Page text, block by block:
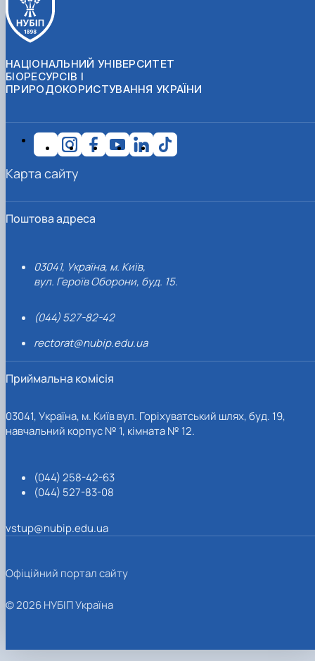
НАЦІОНАЛЬНИЙ УНІВЕРСИТЕТ
БІОРЕСУРСІВ І
ПРИРОДОКОРИСТУВАННЯ УКРАЇНИ
Поштова адреса
03041, Україна, м. Київ,
вул. Героїв Оборони, буд. 15.
(044) 527-82-42
rectorat@nubip.edu.ua
Приймальна комісія
03041, Україна, м. Київ вул. Горіхуватський шлях, буд. 19,
навчальний корпус № 1, кімната № 12.
(044) 258-42-63
(044) 527-83-08
vstup@nubip.edu.ua
Карта сайту
Офіційний портал сайту
© 2026 НУБІП Україна